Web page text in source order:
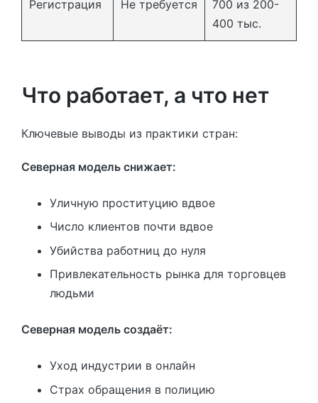
Регистрация Не требуется
700 из 200-
400 тыс.
Что работает, а что нет
Ключевые выводы из практики стран:
Северная модель снижает:
Уличную проституцию вдвое
Число клиентов почти вдвое
Убийства работниц до нуля
Привлекательность рынка для торговцев
людьми
Северная модель создаёт:
Уход индустрии в онлайн
Страх обращения в полицию